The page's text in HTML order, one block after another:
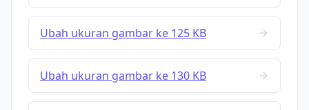
Ubah ukuran gambar ke 125 KB
Ubah ukuran gambar ke 130 KB